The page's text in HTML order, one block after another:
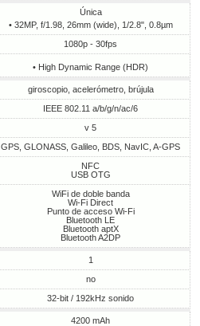
Única
• 32MP, f/1.98, 26mm (wide), 1/2.8", 0.8µm
1080p - 30fps
• High Dynamic Range (HDR)
giroscopio, acelerómetro, brújula
IEEE 802.11 a/b/g/n/ac/6
v 5
GPS, GLONASS, Galileo, BDS, NavIC, A-GPS
NFC
USB OTG
WiFi de doble banda
Wi-Fi Direct
Punto de acceso Wi-Fi
Bluetooth LE
Bluetooth aptX
Bluetooth A2DP
1
no
32-bit / 192kHz sonido
4200 mAh